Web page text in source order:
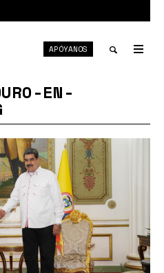
APÓYANOS
EN-